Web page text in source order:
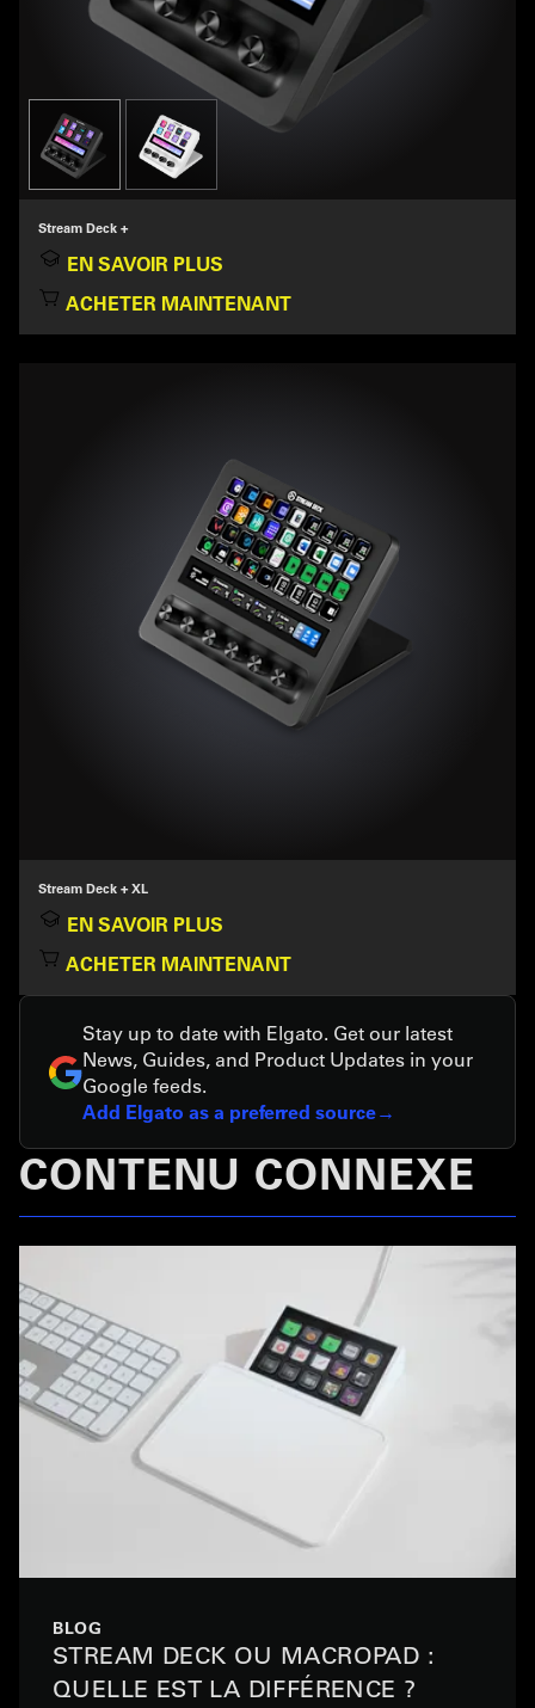
Stream Deck +
EN SAVOIR PLUS
ACHETER MAINTENANT
Stream Deck + XL
EN SAVOIR PLUS
ACHETER MAINTENANT
Stay up to date with Elgato. Get our latest
News, Guides, and Product Updates in your
Google feeds.
Add Elgato as a preferred source
CONTENU CONNEXE
BLOG
STREAM DECK OU MACROPAD :
QUELLE EST LA DIFFÉRENCE ?